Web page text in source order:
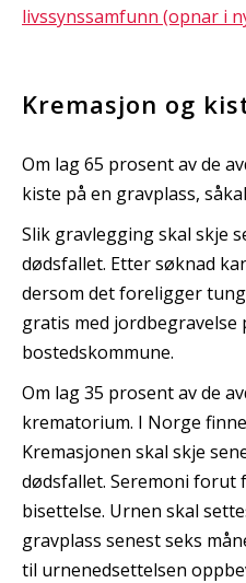
livssynssamfunn (opnar i
Kremasjon og
Om lag 65 prosent av de
kiste på en gravplass,
Slik gravlegging skal skje
dødsfallet. Etter søknad
dersom det foreligger
gratis med jordbegravelse
bostedskommune.
Om lag 35 prosent av de
krematorium. I Norge
Kremasjonen skal skje
dødsfallet. Seremoni
bisettelse. Urnen skal
gravplass senest seks
til urnenedsettelsen